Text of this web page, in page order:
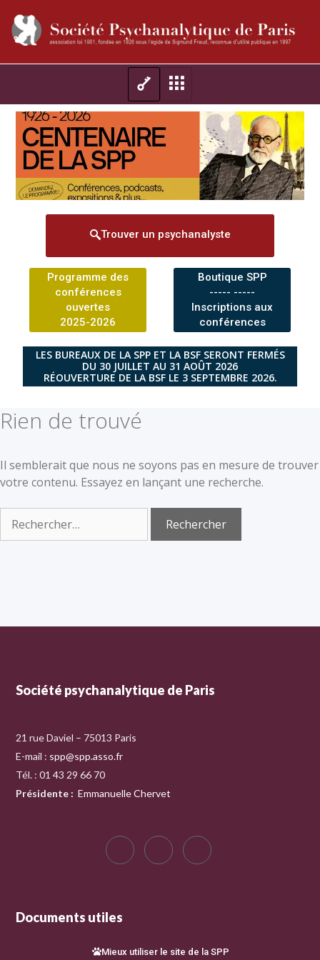
Trouver un psychanalyste
Programme des
conférences
ouvertes
2025-2026
Boutique SPP
----- -----
Inscriptions aux
conférences
LES BUREAUX DE LA SPP ET LA BSF SERONT FERMÉS
DU 30 JUILLET AU 31 AOÛT 2026
RÉOUVERTURE DE LA BSF LE 3 SEPTEMBRE 2026.
Rien de trouvé
Il semblerait que nous ne soyons pas en mesure de trouver
votre contenu. Essayez en lançant une recherche.
Société psychanalytique de Paris
21 rue Daviel – 75013 Paris
E-mail : spp@spp.asso.fr
Tél. : 01 43 29 66 70
Présidente : Emmanuelle Chervet
Documents utiles
Mieux utiliser le site de la SPP